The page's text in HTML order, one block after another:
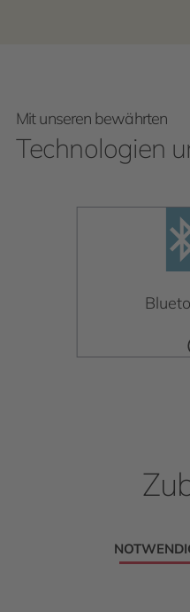
Mit unseren bewährten
Technologien